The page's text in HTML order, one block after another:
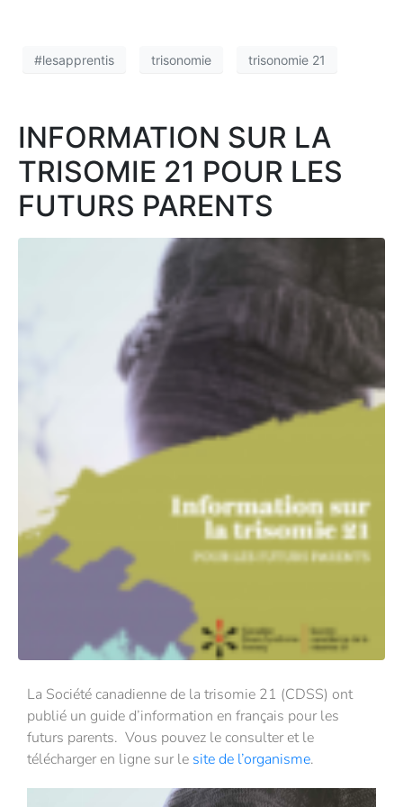
#lesapprentis trisonomie trisonomie 21
INFORMATION SUR LA
TRISOMIE 21 POUR LES
FUTURS PARENTS
La Société canadienne de la trisomie 21 (CDSS) ont
publié un guide d’information en français pour les
futurs parents. Vous pouvez le consulter et le
télécharger en ligne sur le site de l’organisme.